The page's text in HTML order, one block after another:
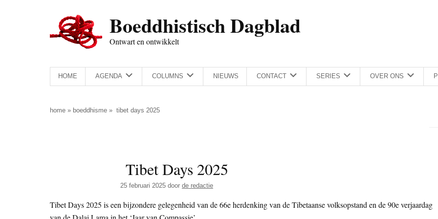
Boeddhistisch Dagblad
Ontwart en ontwikkelt
HOME AGENDA COLUMNS NIEUWS CONTACT SERIES OVER ONS
home » boeddhisme » tibet days 2025
Tibet Days 2025
25 februari 2025 door de redactie
Tibet Days 2025 is een bijzondere gelegenheid van de 66e herdenking van de Tibetaanse volksopstand en de 90e verjaardag